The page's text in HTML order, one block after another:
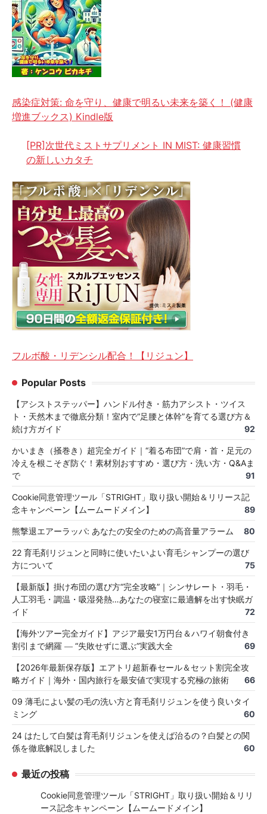
感染症対策: 命を守り、健康で明るい未来を築く！ (健康
増進ブックス) Kindle版
[PR]次世代ミストサプリメント IN MIST: 健康習慣
の新しいカタチ
フルボ酸・リデンシル配合！【リジュン】
Popular Posts
【アシストステッパー】ハンドル付き・筋力アシスト・ツイス
ト・天然木まで徹底分類！室内で“足腰と体幹”を育てる選び方＆
続け方ガイド
92
かいまき（掻巻き）超完全ガイド｜“着る布団”で肩・首・足元の
冷えを根こそぎ防ぐ！素材別おすすめ・選び方・洗い方・Q&Aま
で
91
Cookie同意管理ツール「STRIGHT」取り扱い開始＆リリース記
念キャンペーン【ムームードメイン】
89
熊撃退エアーラッパ: あなたの安全のための高音量アラーム 80
22 育毛剤リジュンと同時に使いたいよい育毛シャンプーの選び
方について
75
【最新版】掛け布団の選び方“完全攻略”｜シンサレート・羽毛・
人工羽毛・調温・吸湿発熱…あなたの寝室に最適解を出す快眠ガ
イド
72
【海外ツアー完全ガイド】アジア最安1万円台＆ハワイ朝食付き
割引まで網羅 ― “失敗せずに選ぶ”実践大全
69
【2026年最新保存版】エアトリ超新春セール＆セット割完全攻
略ガイド｜海外・国内旅行を最安値で実現する究極の旅術
66
09 薄毛によい髪の毛の洗い方と育毛剤リジュンを使う良いタイ
ミング
60
24 はたして白髪は育毛剤リジュンを使えば治るの？白髪との関
係を徹底解説しました
60
最近の投稿
Cookie同意管理ツール「STRIGHT」取り扱い開始＆リリ
ース記念キャンペーン【ムームードメイン】